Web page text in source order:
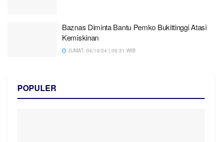
Baznas Diminta Bantu Pemko Bukittinggi Atasi
Kemiskinan
JUMAT, 04/10/24 | 06:31 WIB
POPULER